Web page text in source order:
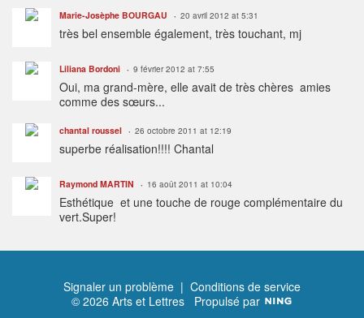
Marie-Josèphe BOURGAU 20 avril 2012 at 5:31
très bel ensemble également, très touchant, mj
Liliana Bordoni 9 février 2012 at 7:55
Oui, ma grand-mère, elle avait de très chères amies
comme des sœurs...
chantal roussel 26 octobre 2011 at 12:19
superbe réalisation!!!! Chantal
Raymond MARTIN 16 août 2011 at 10:04
Esthétique et une touche de rouge complémentaire du
vert.Super!
Signaler un problème | Conditions de service
© 2026 Arts et Lettres Propulsé par